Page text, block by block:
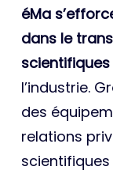
éMa
dans le
scientifiques
l’industrie.
des
relations